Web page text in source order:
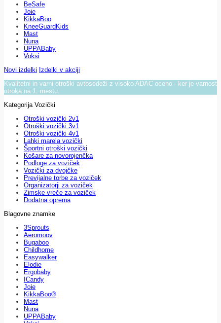
BeSafe
Joie
KikkaBoo
KneeGuardKids
Mast
Nuna
UPPABaby
Voksi
Novi izdelki Izdelki v akciji
Kvalitetni in varni otroški avtosedeži z visoko ADAC oceno - ker je varnost
otroka na 1. mestu.
Kategorija Vozički
Otroški vozički 2v1
Otroški vozički 3v1
Otroški vozički 4v1
Lahki marela vozički
Športni otroški vozički
Košare za novorojenčka
Podloge za voziček
Vozički za dvojčke
Previjalne torbe za voziček
Organizatorji za voziček
Zimske vreče za voziček
Dodatna oprema
Blagovne znamke
3Sprouts
Aeromoov
Bugaboo
Childhome
Easywalker
Elodie
Ergobaby
ICandy
Joie
KikkaBoo®
Mast
Nuna
UPPABaby